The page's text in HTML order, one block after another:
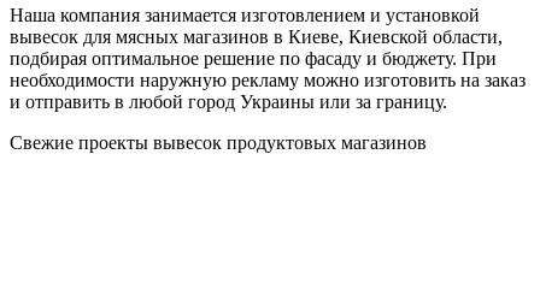
Наша компания занимается изготовлением и установкой
вывесок для мясных магазинов в Киеве, Киевской области,
подбирая оптимальное решение по фасаду и бюджету. При
необходимости наружную рекламу можно изготовить на заказ
и отправить в любой город Украины или за границу.
Свежие проекты вывесок продуктовых магазинов